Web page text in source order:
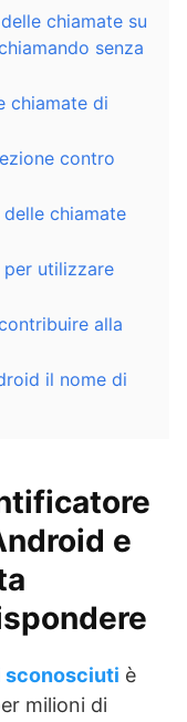
chiamate su
senza
chiamate di
contro
chiamate
per utilizzare
alla
il nome di
e
sconosciuti è
milioni di